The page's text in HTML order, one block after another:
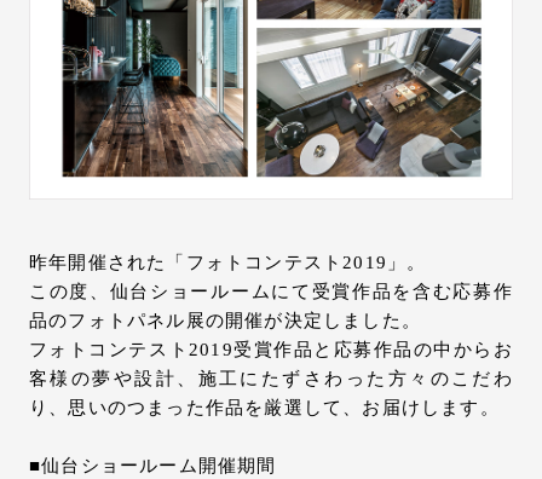
LANGUAGE : JP
CN
昨年開催された「フォトコンテスト2019」。
この度、仙台ショールームにて受賞作品を含む応募作
品のフォトパネル展の開催が決定しました。
フォトコンテスト2019受賞作品と応募作品の中からお
客様の夢や設計、施工にたずさわった方々のこだわ
り、思いのつまった作品を厳選して、お届けします。
■仙台ショールーム開催期間